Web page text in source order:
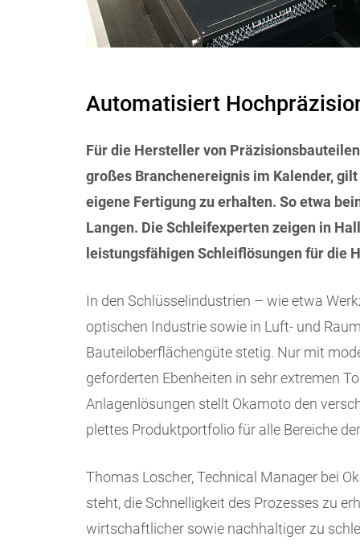
Automatisiert
Für die Hersteller von
großes Branchenereignis im Kalender,
eigene Fertigung zu erhalten. So etwa
Langen. Die Schleifexperten zeigen in
leistungsfähigen Schleiflösungen für die
In den Schlüsselindustrien – wie etwa
optischen Industrie sowie in Luft- und
Bauteiloberflächengüte stetig. Nur mit
geforderten Ebenheiten in sehr extremen
Anlagenlösungen stellt Okamoto den
plettes Produktportfolio für alle Bereiche
Thomas Loscher, Technical Manager bei
steht, die Schnelligkeit des Prozesses zu
wirtschaftlicher sowie nachhaltiger zu